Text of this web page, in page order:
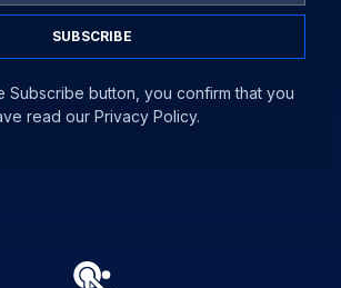
SUBSCRIBE
Subscribe button, you confirm that you
read our Privacy Policy.